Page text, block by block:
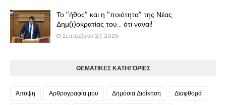
Το "ήθος" και η "ποιότητα" της Νέας
Δημ(ι)οκρατίας του... ότι ναναι!
Σεπτεμβρίου 27, 2025
ΘΕΜΑΤΙΚΕΣ ΚΑΤΗΓΟΡΙΕΣ
Άποψη Αρθρογραφία μου Δημόσια Διοίκηση
Διαφθορά